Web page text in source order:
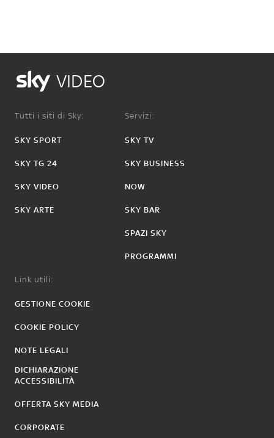
VIDEO
Tutti i siti di Sky:
SKY SPORT
SKY TG 24
SKY VIDEO
SKY ARTE
Servizi:
SKY TV
SKY BUSINESS
NOW
SKY BAR
SPAZI SKY
PROGRAMMI
Link utili:
GESTIONE COOKIE
COOKIE POLICY
NOTE LEGALI
DICHIARAZIONE
ACCESSIBILITÀ
OFFERTA SKY MEDIA
CORPORATE